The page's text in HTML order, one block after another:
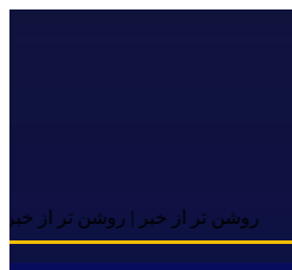
روشن تر از خبر | روشن تر از خبر |